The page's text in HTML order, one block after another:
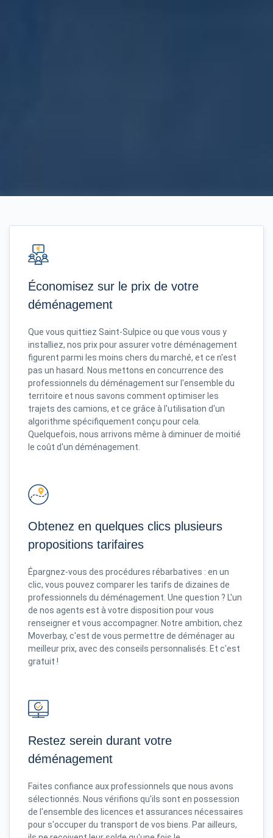
Économisez sur le prix de votre
déménagement
Que vous quittiez Saint-Sulpice ou que vous vous y
installiez, nos prix pour assurer votre déménagement
figurent parmi les moins chers du marché, et ce n'est
pas un hasard. Nous mettons en concurrence des
professionnels du déménagement sur l'ensemble du
territoire et nous savons comment optimiser les
trajets des camions, et ce grâce à l'utilisation d'un
algorithme spécifiquement conçu pour cela.
Quelquefois, nous arrivons même à diminuer de moitié
le coût d'un déménagement.
Obtenez en quelques clics plusieurs
propositions tarifaires
Épargnez-vous des procédures rébarbatives : en un
clic, vous pouvez comparer les tarifs de dizaines de
professionnels du déménagement. Une question ? L'un
de nos agents est à votre disposition pour vous
renseigner et vous accompagner. Notre ambition, chez
Moverbay, c'est de vous permettre de déménager au
meilleur prix, avec des conseils personnalisés. Et c'est
gratuit !
Restez serein durant votre
déménagement
Faites confiance aux professionnels que nous avons
sélectionnés. Nous vérifions qu'ils sont en possession
de l'ensemble des licences et assurances nécessaires
pour s'occuper du transport de vos biens. Par ailleurs,